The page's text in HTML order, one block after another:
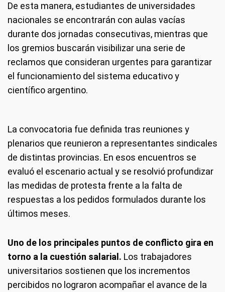
De esta manera, estudiantes de universidades
nacionales se encontrarán con aulas vacías
durante dos jornadas consecutivas, mientras que
los gremios buscarán visibilizar una serie de
reclamos que consideran urgentes para garantizar
el funcionamiento del sistema educativo y
científico argentino.
La convocatoria fue definida tras reuniones y
plenarios que reunieron a representantes sindicales
de distintas provincias. En esos encuentros se
evaluó el escenario actual y se resolvió profundizar
las medidas de protesta frente a la falta de
respuestas a los pedidos formulados durante los
últimos meses.
Uno de los principales puntos de conflicto gira en
torno a la cuestión salarial. Los trabajadores
universitarios sostienen que los incrementos
percibidos no lograron acompañar el avance de la